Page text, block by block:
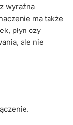
wyraźna
ma także
płyn czy
ale nie